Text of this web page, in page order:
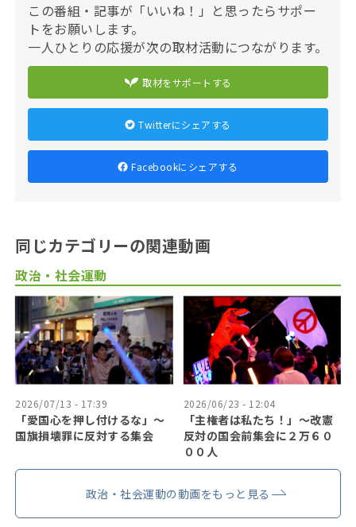
この番組・記事が「いいね！」と思ったらサポー
トをお願いします。
一人ひとりの応援が次の取材活動につながります。
取材をサポートする
Twitterにシェアする
Facebookにシェアする
同じカテゴリーの関連動画
政治・社会運動
2026/07/13 - 17:39
「愛国心を押し付けるな」〜
国旗損壊罪に反対する集会
2026/06/23 - 12:04
「主権者は私たち！」〜改憲
反対の国会前集会に２万６０
００人
政治・社会運動の動画をもっと見る